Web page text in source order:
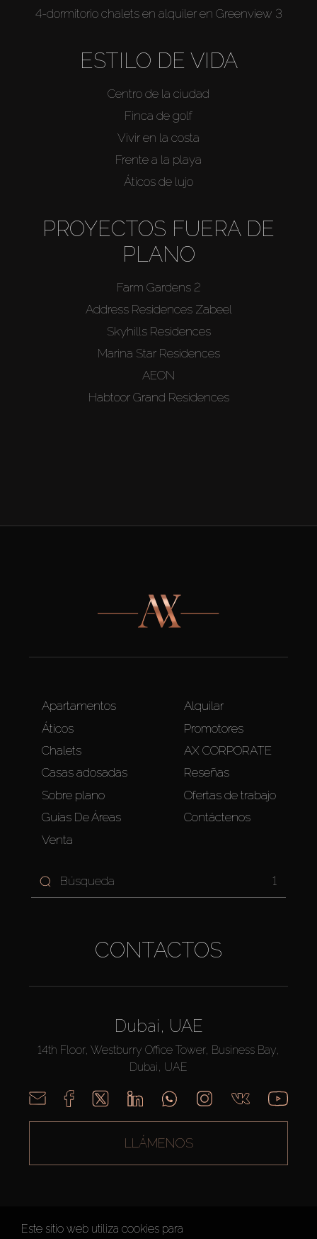
4-dormitorio chalets en alquiler en Greenview 3
ESTILO DE VIDA
Centro de la ciudad
Finca de golf
Vivir en la costa
Frente a la playa
Áticos de lujo
PROYECTOS FUERA DE
PLANO
Farm Gardens 2
Address Residences Zabeel
Skyhills Residences
Marina Star Residences
AEON
Habtoor Grand Residences
Apartamentos
Áticos
Chalets
Casas adosadas
Sobre plano
Guías De Áreas
Venta
Alquilar
Promotores
AX CORPORATE
Reseñas
Ofertas de trabajo
Contáctenos
1
CONTACTOS
Dubai, UAE
14th Floor, Westburry Office Tower, Business Bay,
Dubai, UAE
LLÁMENOS
Este sitio web utiliza cookies para